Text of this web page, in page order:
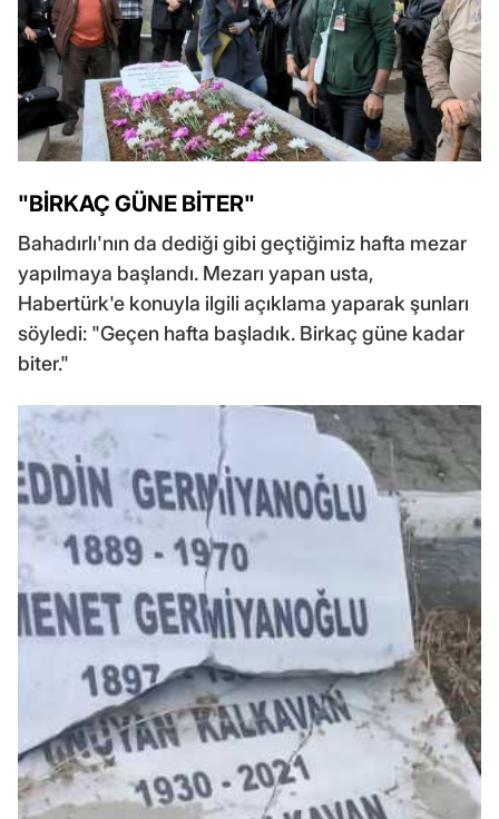
"BİRKAÇ GÜNE BİTER"
Bahadırlı'nın da dediği gibi geçtiğimiz hafta mezar
yapılmaya başlandı. Mezarı yapan usta,
Habertürk'e konuyla ilgili açıklama yaparak şunları
söyledi: "Geçen hafta başladık. Birkaç güne kadar
biter."